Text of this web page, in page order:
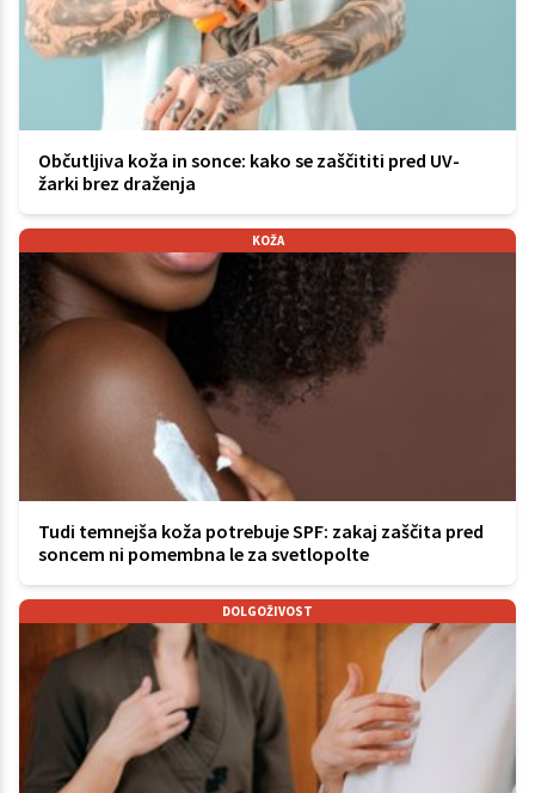
Občutljiva koža in sonce: kako se zaščititi pred UV-
žarki brez draženja
KOŽA
Tudi temnejša koža potrebuje SPF: zakaj zaščita pred
soncem ni pomembna le za svetlopolte
DOLGOŽIVOST